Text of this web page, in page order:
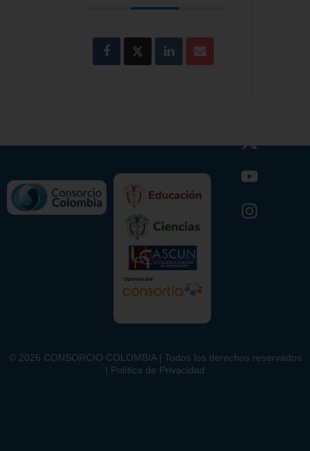
© 2026 CONSORCIO COLOMBIA | Todos los derechos reservados
| Política de Privacidad